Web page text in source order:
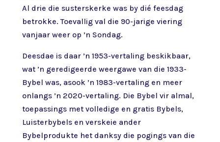
Al drie die susterskerke was by dié feesdag
betrokke. Toevallig val die 90-jarige viering
vanjaar weer op ’n Sondag.
Deesdae is daar ’n 1953-vertaling beskikbaar,
wat ’n geredigeerde weergawe van die 1933-
Bybel was, asook ’n 1983-vertaling en meer
onlangs ’n 2020-vertaling. Die Bybel vir almal,
toepassings met volledige en gratis Bybels,
Luisterbybels en verskeie ander
Bybelprodukte het danksy die pogings van die